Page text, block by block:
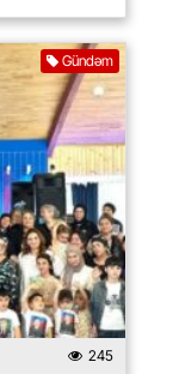
Gündəm
245